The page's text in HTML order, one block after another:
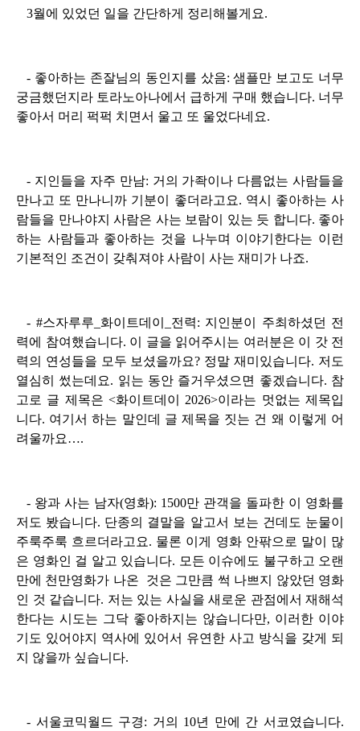
3월에 있었던 일을 간단하게 정리해볼게요.
- 좋아하는 존잘님의 동인지를 샀음: 샘플만 보고도 너무
궁금했던지라 토라노아나에서 급하게 구매 했습니다. 너무
좋아서 머리 퍽퍽 치면서 울고 또 울었다네요.
- 지인들을 자주 만남: 거의 가좍이나 다름없는 사람들을
만나고 또 만나니까 기분이 좋더라고요. 역시 좋아하는 사
람들을 만나야지 사람은 사는 보람이 있는 듯 합니다. 좋아
하는 사람들과 좋아하는 것을 나누며 이야기한다는 이런
기본적인 조건이 갖춰져야 사람이 사는 재미가 나죠.
- #스자루루_화이트데이_전력: 지인분이 주최하셨던 전
력에 참여했습니다. 이 글을 읽어주시는 여러분은 이 갓 전
력의 연성들을 모두 보셨을까요? 정말 재미있습니다. 저도
열심히 썼는데요. 읽는 동안 즐거우셨으면 좋겠습니다. 참
고로 글 제목은 <화이트데이 2026>이라는 멋없는 제목입
니다. 여기서 하는 말인데 글 제목을 짓는 건 왜 이렇게 어
려울까요….
- 왕과 사는 남자(영화): 1500만 관객을 돌파한 이 영화를
저도 봤습니다. 단종의 결말을 알고서 보는 건데도 눈물이
주룩주룩 흐르더라고요. 물론 이게 영화 안팎으로 말이 많
은 영화인 걸 알고 있습니다. 모든 이슈에도 불구하고 오랜
만에 천만영화가 나온 것은 그만큼 썩 나쁘지 않았던 영화
인 것 같습니다. 저는 있는 사실을 새로운 관점에서 재해석
한다는 시도는 그닥 좋아하지는 않습니다만, 이러한 이야
기도 있어야지 역사에 있어서 유연한 사고 방식을 갖게 되
지 않을까 싶습니다.
- 서울코믹월드 구경: 거의 10년 만에 간 서코였습니다.